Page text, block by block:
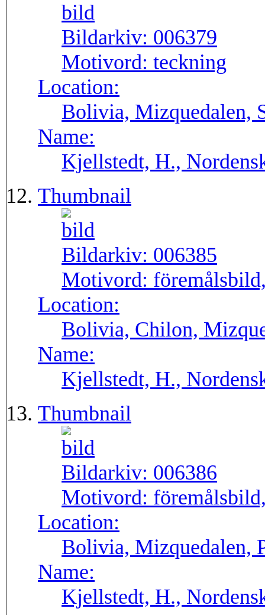
Bildarkiv: 006379
Motivord: teckning
Location:
Bolivia, Mizquedalen,
Name:
Kjellstedt, H.,
Thumbnail
Bildarkiv: 006385
Motivord:
Location:
Bolivia, Chilon,
Name:
Kjellstedt, H.,
Thumbnail
Bildarkiv: 006386
Motivord:
Location:
Bolivia, Mizquedalen,
Name:
Kjellstedt, H.,